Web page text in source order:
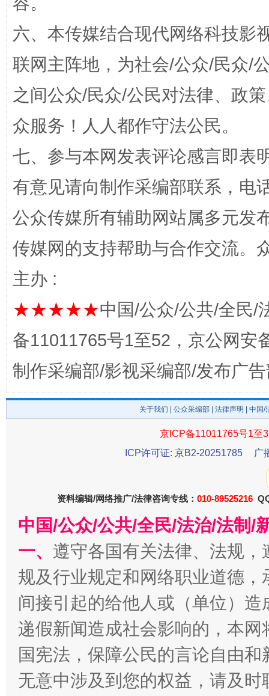
千年窑火 生生不息 一
受贿1.44亿！段成刚被判无期 从幼
六、本传媒结合现代网络科技影
联网主阵地，为社会/公众/民众/
之间公众/民众/公民对法律、政
众服务！人人都作守法公民。
七、参与本网发表评论感言即表
有意见请向制作采编部联系，电
公众传媒所有辅助网站属多元发
传媒网的支持帮助与合作交流。
主办 :
★★★★★中国/公众/公共/全民/
备11011765号1至52，京公网安
制作采编部/影视采编部/发布广
关于我们 公众采编部 法律声明 | 中国
京ICP备11011765号1至
ICP许可证: 京B2-20251785
广
资料编辑/网络推广/法律咨询专线： 010-89525216
中国/公众/公共/全民/法治/法制/
一、 遵守各国有关法律、法规
规及行业规定和网络职业道德
间接引起的给他人或（单位）
递假新闻造成社会影响的，本
国宪法，保障公民的言论自由
无意中涉及到您的权益，请及